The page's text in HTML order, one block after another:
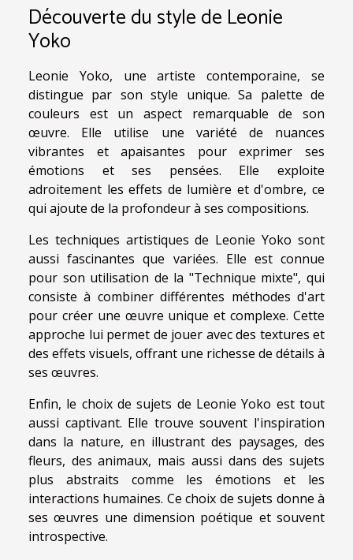
Découverte du style de Leonie
Yoko
Leonie Yoko, une artiste contemporaine, se
distingue par son style unique. Sa palette de
couleurs est un aspect remarquable de son
œuvre. Elle utilise une variété de nuances
vibrantes et apaisantes pour exprimer ses
émotions et ses pensées. Elle exploite
adroitement les effets de lumière et d'ombre, ce
qui ajoute de la profondeur à ses compositions.
Les techniques artistiques de Leonie Yoko sont
aussi fascinantes que variées. Elle est connue
pour son utilisation de la "Technique mixte", qui
consiste à combiner différentes méthodes d'art
pour créer une œuvre unique et complexe. Cette
approche lui permet de jouer avec des textures et
des effets visuels, offrant une richesse de détails à
ses œuvres.
Enfin, le choix de sujets de Leonie Yoko est tout
aussi captivant. Elle trouve souvent l'inspiration
dans la nature, en illustrant des paysages, des
fleurs, des animaux, mais aussi dans des sujets
plus abstraits comme les émotions et les
interactions humaines. Ce choix de sujets donne à
ses œuvres une dimension poétique et souvent
introspective.